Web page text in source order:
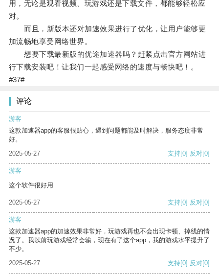
用，无论是观看视频、玩游戏还是下载文件，都能够轻松应
对。
而且，新版本还对加速效果进行了优化，让用户能够更
加流畅地享受网络世界。
想要下载最新版的优途加速器吗？赶紧点击官方网站进
行下载安装吧！让我们一起感受网络的速度与畅快吧！。
#37#
评论
游客
这款加速器app的客服很贴心，遇到问题都能及时解决，服务态度非常
好。
2025-05-27
支持[0] 反对[0]
游客
这个软件很好用
2025-05-27 支持[0] 反对[0]
游客
这款加速器app的加速效果非常好，玩游戏再也不会出现卡顿、掉线的情
况了。我以前玩游戏经常会输，现在有了这个app，我的游戏水平提升了
不少。
2025-05-27
支持[0] 反对[0]